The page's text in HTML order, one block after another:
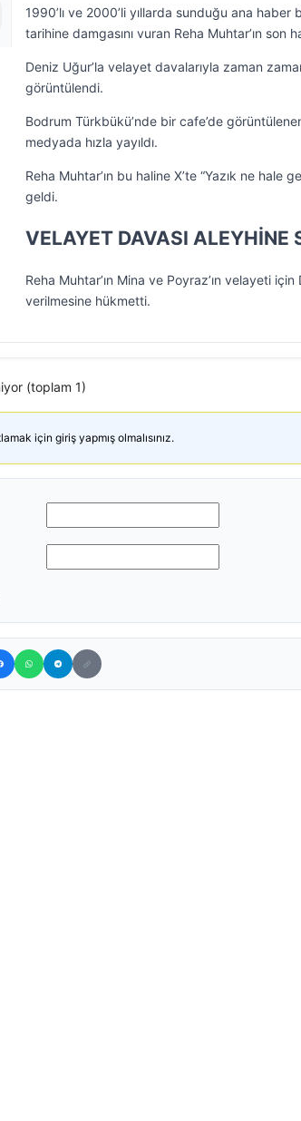
1990’lı ve 2000’li yıllarda sunduğu ana
tarihine damgasını vuran Reha Muhtar’ın son
Deniz Uğur’la velayet davalarıyla zaman
görüntülendi.
Bodrum Türkbükü’nde bir cafe’de
medyada hızla yayıldı.
Reha Muhtar’ın bu haline X’te “Yazık ne hale
geldi.
VELAYET DAVASI ALEYHİNE
Reha Muhtar’ın Mina ve Poyraz’ın velayeti
verilmesine hükmetti.
(toplam 1)
için giriş yapmış olmalısınız.